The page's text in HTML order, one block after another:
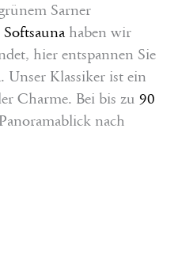
Sarner
Softsauna haben wir
hier entspannen Sie
. Unser Klassiker ist ein
Charme. Bei bis zu 90
nach